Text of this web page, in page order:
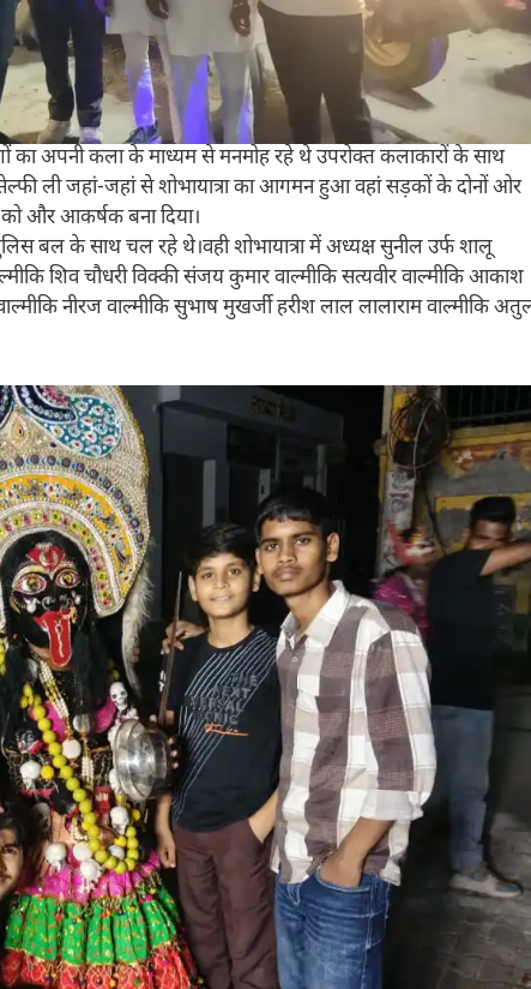
का अपनी कला के माध्यम से मनमोह रहे थे उपरोक्त कलाकारों के साथ
ली जहां-जहां से शोभायात्रा का आगमन हुआ वहां सड़कों के दोनों ओर
को और आकर्षक बना दिया।
पुलिस बल के साथ चल रहे थे।वही शोभायात्रा में अध्यक्ष सुनील उर्फ शालू
शिव चौधरी विक्की संजय कुमार वाल्मीकि सत्यवीर वाल्मीकि आकाश
नीरज वाल्मीकि सुभाष मुखर्जी हरीश लाल लालाराम वाल्मीकि